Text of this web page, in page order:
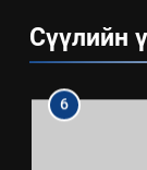
Сүүлийн
6